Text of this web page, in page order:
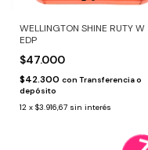
WELLINGTON SHINE RUTY W
EDP
$47.000
$42.300 con Transferencia o
depósito
12 x $3.916,67 sin interés